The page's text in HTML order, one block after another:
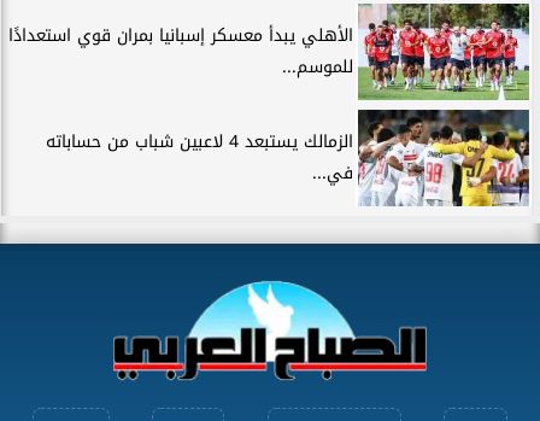
الأهلي يبدأ معسكر إسبانيا بمران قوي استعدادًا
للموسم...
الزمالك يستبعد 4 لاعبين شباب من حساباته
في...